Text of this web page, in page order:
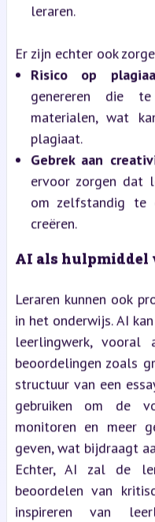
leraren.
Er zijn echter ook
Risico op
genereren die
materialen, wat
plagiaat.
Gebrek aan
ervoor zorgen dat
om zelfstandig te
creëren.
AI als hulpmiddel
Leraren kunnen ook
in het onderwijs. AI
leerlingwerk,
beoordelingen zoals
structuur van een
gebruiken om de
monitoren en meer
geven, wat bijdraagt
Echter, AI zal de
beoordelen van
inspireren van